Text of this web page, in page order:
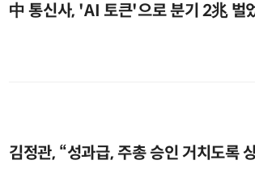
中 통신사, 'AI 토큰'으로 분기 2兆 벌
김정관, “성과급, 주총 승인 거치도록